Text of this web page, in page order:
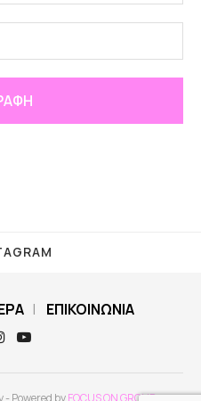
| ΕΠΙΚΟΙΝΩΝΙΑ
- Powered byFOCUS ON GROUP